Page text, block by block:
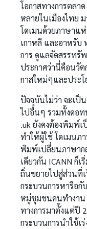
โอกาสทางการตล
หลายในเมืองไทย
โดเมนด้วยภาษาแ
เกาหลี และอาหรับ
การ ดูแลจัดสรรทรั
ประกาศว่านี่คือนวัต
กาสใหม่ๆและประ
ปัจจุบันไม่ว่า จะเป็
ไปอื่นๆ รวมทั้งดอ
.uk ยังคงต้องพิมพ์เ
ทำให้ผู้ใช้ โดเมนภ
พิมพ์เปลี่ยนภาษาก
เดียวกัน ICANN ก็
ถิ่นขยายไปสู่ส่วนที่
กระบวนการหารือกั
หมู่ชุมชนคนทำงาน
ทางการมาตั้งแต่ปี
กระบวนการนำใช้เ